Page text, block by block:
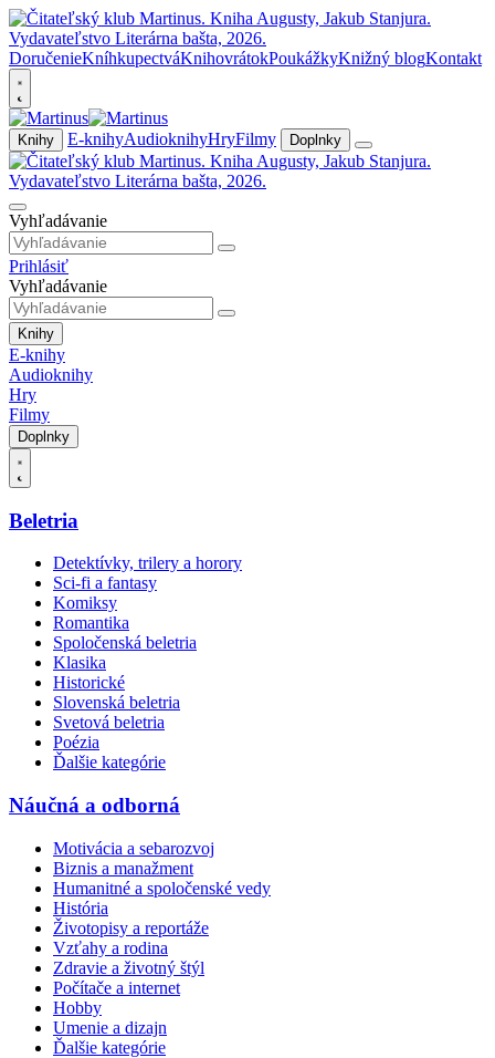
DoručenieKníhkupectváKnihovrátokPoukážkyKnižný blogKontakt
Knihy E-knihyAudioknihyHryFilmy Doplnky
Vyhľadávanie
Prihlásiť
Vyhľadávanie
Knihy
E-knihy
Audioknihy
Hry
Filmy
Doplnky
Beletria
Detektívky, trilery a horory
Sci-fi a fantasy
Komiksy
Romantika
Spoločenská beletria
Klasika
Historické
Slovenská beletria
Svetová beletria
Poézia
Ďalšie kategórie
Náučná a odborná
Motivácia a sebarozvoj
Biznis a manažment
Humanitné a spoločenské vedy
História
Životopisy a reportáže
Vzťahy a rodina
Zdravie a životný štýl
Počítače a internet
Hobby
Umenie a dizajn
Ďalšie kategórie